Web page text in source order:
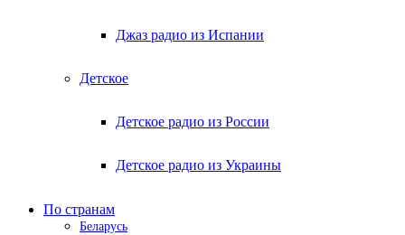
Джаз радио из Испании
Детское
Детское радио из России
Детское радио из Украины
По странам
Беларусь